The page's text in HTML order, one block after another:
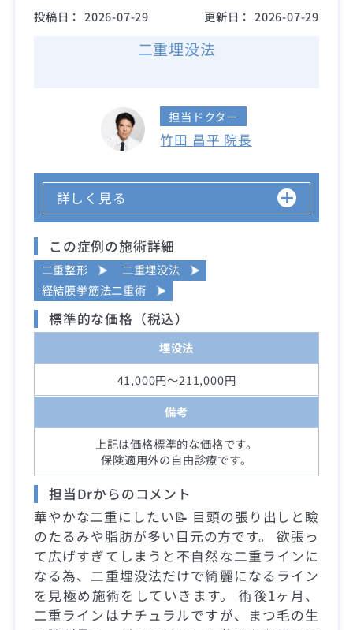
投稿日： 2026-07-29 更新日： 2026-07-29
二重埋没法
担当ドクター
竹田 昌平 院長
詳しく見る
この症例の施術詳細
二重整形
二重埋没法
経結膜挙筋法二重術
標準的な価格（税込）
埋没法
41,000円～211,000円
備考
上記は価格標準的な価格です。
保険適用外の自由診療です。
担当Drからのコメント
華やかな二重にしたい📝 目頭の張り出しと瞼
のたるみや脂肪が多い目元の方です。 欲張っ
て広げすぎてしまうと不自然な二重ラインに
なる為、二重埋没法だけで綺麗になるライン
を見極め施術をしていきます。 術後1ヶ月、
二重ラインはナチュラルですが、まつ毛の生